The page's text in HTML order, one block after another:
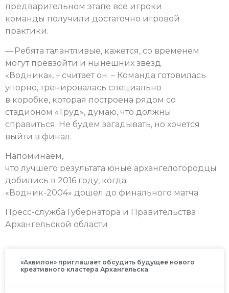
предварительном этапе все игроки
команды получили достаточно игровой
практики.
— Ребята талантливые, кажется, со временем
могут превзойти и нынешних звезд
«Водника», – считает он. – Команда готовилась
упорно, тренировалась специально
в коробке, которая построена рядом со
стадионом «Труд», думаю, что должны
справиться. Не будем загадывать, но хочется
выйти в финал.
Напоминаем,
что лучшего результата юные архангелогородцы
добились в 2016 году, когда
«Водник-2004» дошел до финального матча.
Пресс-служба Губернатора и Правительства
Архангельской области
«Аквилон» приглашает обсудить будущее нового
креативного кластера Архангельска